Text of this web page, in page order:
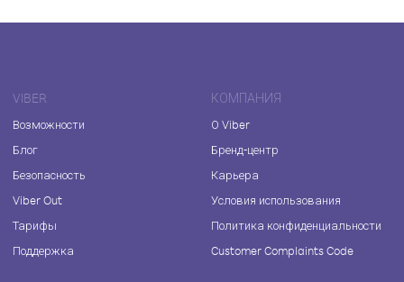
VIBER
Возможности
Блог
Безопасность
Viber Out
Тарифы
Поддержка
КОМПАНИЯ
О Viber
Бренд-центр
Карьера
Условия использования
Политика конфиденциальности
Customer Complaints Code